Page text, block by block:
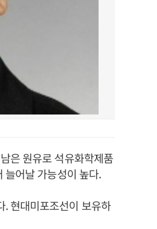
은 원유로 석유화학제품
늘어날 가능성이 높다.
. 현대미포조선이 보유하